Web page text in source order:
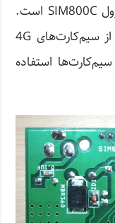
محل قرار گرفتن سیم‌کارت در پشت ماژول SIM800C است.
فقط توجه داشته باشید که این ماژول از سیم‌کارت‌های 4G
سیم‌کارت‌ها استفاده